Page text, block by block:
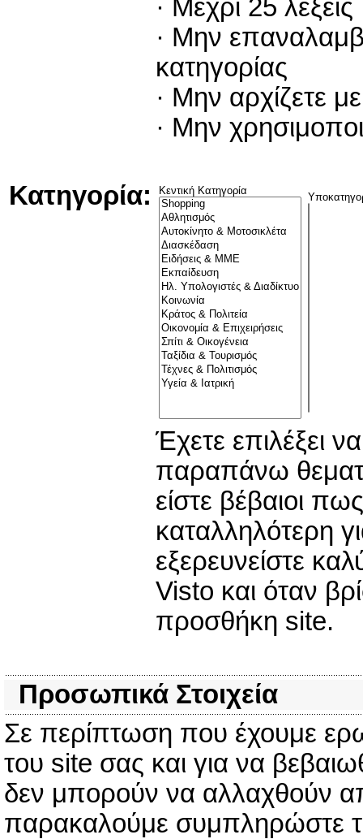
· Μέχρι 25 λέξεις
· Μην
κατηγορίας
· Μην αρχίζετε
· Μην
Κατηγορία: Κεντική Κατηγορία
Έχετε επιλέξει
παραπάνω
είστε βέβαιοι
καταλληλότερη
εξερευνείστε
Visto και όταν
προσθήκη site.
Προσωπικά Στοιχεία
Σε περίπτωση που έχουμε
του site σας και για να
δεν μπορούν να αλλαχθούν
παρακαλούμε συμπληρώστε